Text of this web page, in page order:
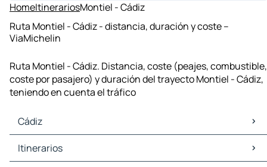
HomeItinerariosMontiel - Cádiz
Ruta Montiel - Cádiz - distancia, duración y coste –
ViaMichelin
Ruta Montiel - Cádiz. Distancia, coste (peajes, combustible,
coste por pasajero) y duración del trayecto Montiel - Cádiz,
teniendo en cuenta el tráfico
Cádiz
Cádiz Mapas Planos
Cádiz Trafico
Itinerarios